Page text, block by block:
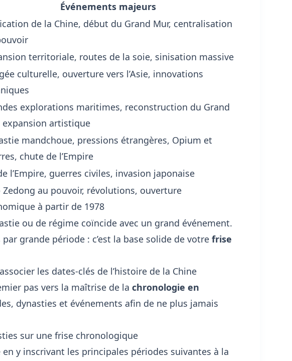
Événements majeurs
de la Chine, début du Grand Mur, centralisation
territoriale, routes de la soie, sinisation massive
culturelle, ouverture vers l’Asie, innovations
explorations maritimes, reconstruction du Grand
expansion artistique
mandchoue, pressions étrangères, Opium et
chute de l’Empire
l’Empire, guerres civiles, invasion japonaise
Zedong au pouvoir, révolutions, ouverture
à partir de 1978
ou de régime coïncide avec un grand événement.
grande période : c’est la base solide de votre frise
les dates-clés de l’histoire de la Chine
pas vers la maîtrise de la chronologie en
dynasties et événements afin de ne plus jamais
sur une frise chronologique
y inscrivant les principales périodes suivantes à la